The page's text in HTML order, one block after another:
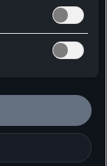
neposredno
voltov, kar
in
nikljem,
delež
gostoti